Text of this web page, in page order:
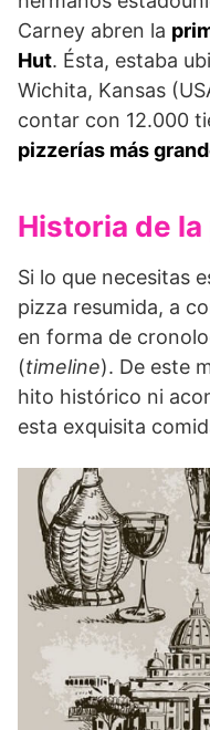
Carney abren la
Hut. Ésta, estaba
Wichita, Kansas
contar con 12.000
pizzerías más
Historia de
Si lo que necesitas
pizza resumida, a
en forma de
(timeline). De este
hito histórico ni
esta exquisita